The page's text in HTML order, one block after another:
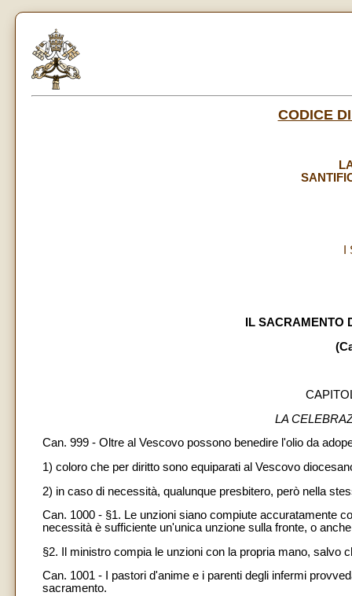
CODICE
IL SACRAMENTO
LA
Can. 999 - Oltre al Vescovo possono benedire l'olio da
1) coloro che per diritto sono equiparati al Vescovo
2) in caso di necessità, qualunque presbitero, però nella
Can. 1000 - §1. Le unzioni siano compiute accuratamente
necessità è sufficiente un'unica unzione sulla fronte, o
§2. Il ministro compia le unzioni con la propria mano, salvo
Can. 1001 - I pastori d'anime e i parenti degli infermi
sacramento.